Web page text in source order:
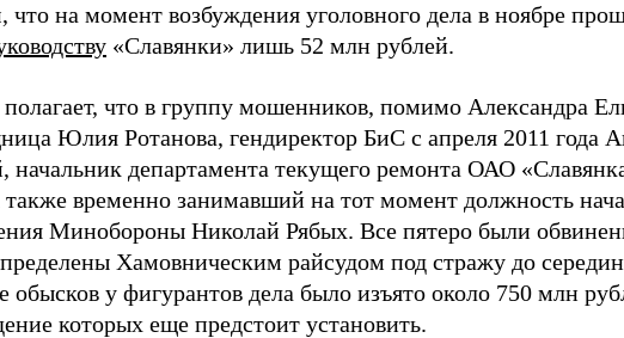
на момент возбуждения уголовного дела в ноябре
«Славянки» лишь 52 млн рублей.
полагает, что в группу мошенников, помимо Александра
Юлия Ротанова, гендиректор БиС с апреля 2011 года
начальник департамента текущего ремонта ОАО
временно занимавший на тот момент должность
Минобороны Николай Рябых. Все пятеро были
Хамовническим райсудом под стражу до
обысков у фигурантов дела было изъято около 750 млн
которых еще предстоит установить.